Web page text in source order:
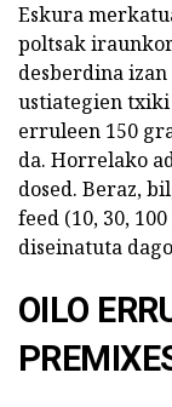
Eskura
poltsak
desberdina
ustiategien
erruleen 150
da. Horrelako
dosed. Beraz,
feed (10, 30,
diseinatuta
OILO